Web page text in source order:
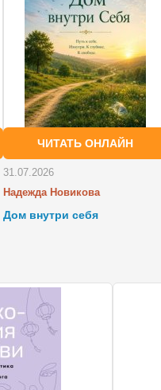
ЧИТАТЬ ОНЛАЙН
31.07.2026
Надежда Новикова
Дом внутри себя